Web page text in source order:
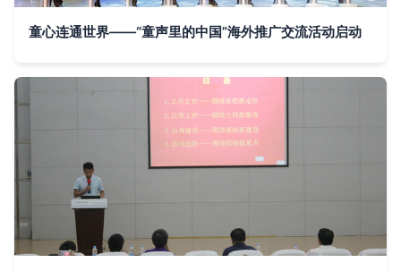
童心连通世界——“童声里的中国”海外推广交流活动启动